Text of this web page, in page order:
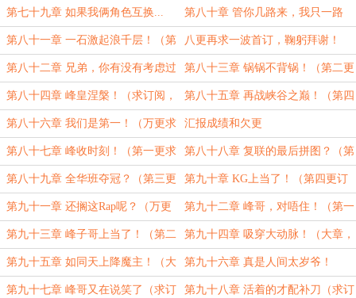
宰人了！（求订阅求月票） 订阅求月票，后面还有）
第七十九章 如果我俩角色互换...
（第六更求订阅求月票，后面还有）
第八十章 管你几路来，我只一路
去！（第七更求订阅求月票，后面还
有）
第八十一章 一石激起浪千层！（第
八更求推荐求月票）
八更再求一波首订，鞠躬拜谢！
第八十二章 兄弟，你有没有考虑过
回来？（第一更求订阅求月票）
第八十三章 锅锅不背锅！（第二更
求订阅求月票，后面还有）
第八十四章 峰皇涅槃！（求订阅，
感谢yyww6685955盟主赏！）
第八十五章 再战峡谷之巅！（第四
更求订阅，感谢风亦飘渺盟主赏）
第八十六章 我们是第一！（万更求
订阅求月票）
汇报成绩和欠更
第八十七章 峰收时刻！（第一更求
订阅求月票）
第八十八章 复联的最后拼图？（第
二更求订阅求月票，后面还有）
第八十九章 全华班夺冠？（第三更
求订阅求月票）
第九十章 KG上当了！（第四更订
阅求月票，后面还有）
第九十一章 还搁这Rap呢？（万更
求订阅求月票）
第九十二章 峰哥，对唔住！（第一
更求订阅求月票）
第九十三章 峰子哥上当了！（第二
更求月票求订阅，后面还有）
第九十四章 吸穿大动脉！（大章，
万更求订阅求月票！）
第九十五章 如同天上降魔主！（大
章求订阅求月票）
第九十六章 真是人间太岁爷！
第九十七章 峰哥又在说笑了（求订 第九十八章 活着的才配补刀（求订